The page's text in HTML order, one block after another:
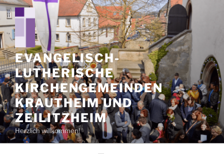
Zum
Inhalt
springen
EVANGELISCH-
LUTHERISCHE
KIRCHENGEMEINDEN
KRAUTHEIM UND
ZEILITZHEIM
Herzlich willkommen!